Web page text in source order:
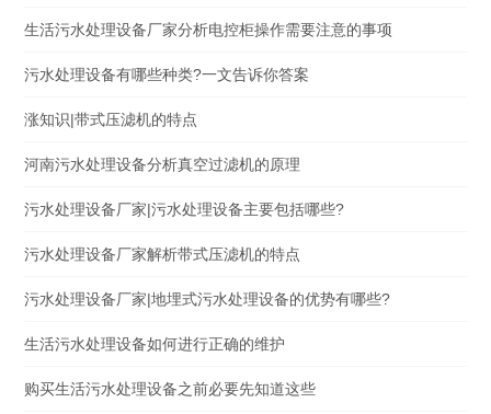
生活污水处理设备厂家分析电控柜操作需要注意的事项
污水处理设备有哪些种类?一文告诉你答案
涨知识|带式压滤机的特点
河南污水处理设备分析真空过滤机的原理
污水处理设备厂家|污水处理设备主要包括哪些?
污水处理设备厂家解析带式压滤机的特点
污水处理设备厂家|地埋式污水处理设备的优势有哪些?
生活污水处理设备如何进行正确的维护
购买生活污水处理设备之前必要先知道这些